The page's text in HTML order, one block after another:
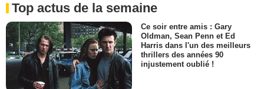
Top actus de la semaine
Ce soir entre amis : Gary
Oldman, Sean Penn et Ed
Harris dans l'un des meilleurs
thrillers des années 90
injustement oublié !